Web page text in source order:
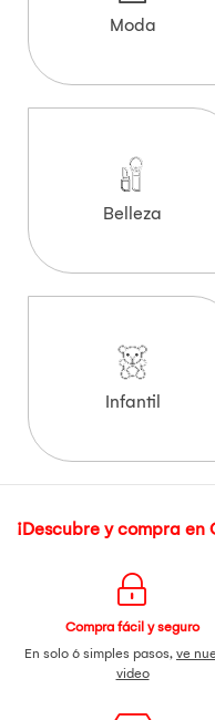
Moda
Belleza
Infantil
¡Descubre y compra en
Compra fácil y seguro
En solo 6 simples pasos, ve
video